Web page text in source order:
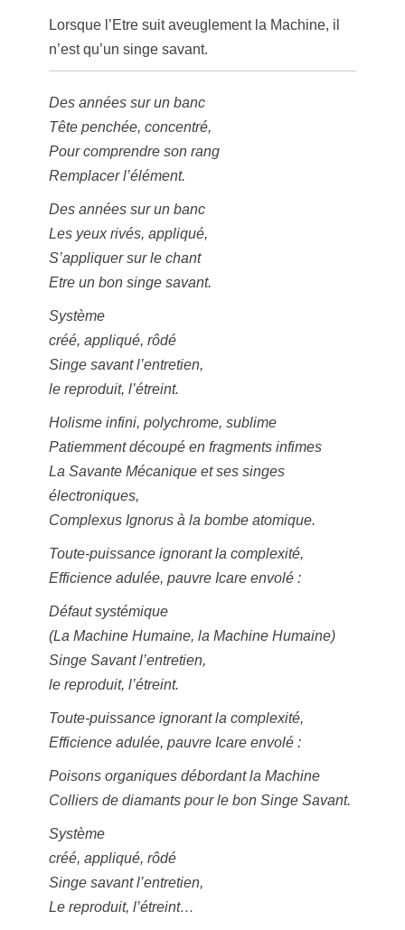
Lorsque l’Etre suit aveuglement la Machine, il
n’est qu’un singe savant.
Des années sur un banc
Tête penchée, concentré,
Pour comprendre son rang
Remplacer l’élément.
Des années sur un banc
Les yeux rivés, appliqué,
S’appliquer sur le chant
Etre un bon singe savant.
Système
créé, appliqué, rôdé
Singe savant l’entretien,
le reproduit, l’étreint.
Holisme infini, polychrome, sublime
Patiemment découpé en fragments infimes
La Savante Mécanique et ses singes
électroniques,
Complexus Ignorus à la bombe atomique.
Toute-puissance ignorant la complexité,
Efficience adulée, pauvre Icare envolé :
Défaut systémique
(La Machine Humaine, la Machine Humaine)
Singe Savant l’entretien,
le reproduit, l’étreint.
Toute-puissance ignorant la complexité,
Efficience adulée, pauvre Icare envolé :
Poisons organiques débordant la Machine
Colliers de diamants pour le bon Singe Savant.
Système
créé, appliqué, rôdé
Singe savant l’entretien,
Le reproduit, l’étreint…